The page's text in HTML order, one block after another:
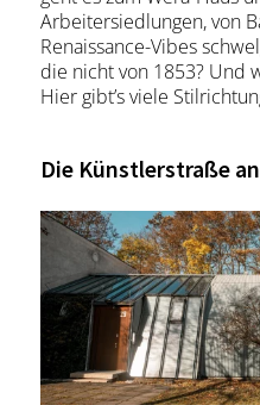
Erlebnisse
Wein
Kultur
Arbeitersiedlungen, von
Renaissance-Vibes
die nicht von 1853? Und
Hier gibt’s viele
Die Künstlerstraße